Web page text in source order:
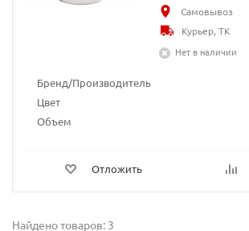
Бренд/Производитель
Цвет
Объем
Отложить
Самовывоз
Курьер, ТК
Нет в наличии
Найдено товаров: 3